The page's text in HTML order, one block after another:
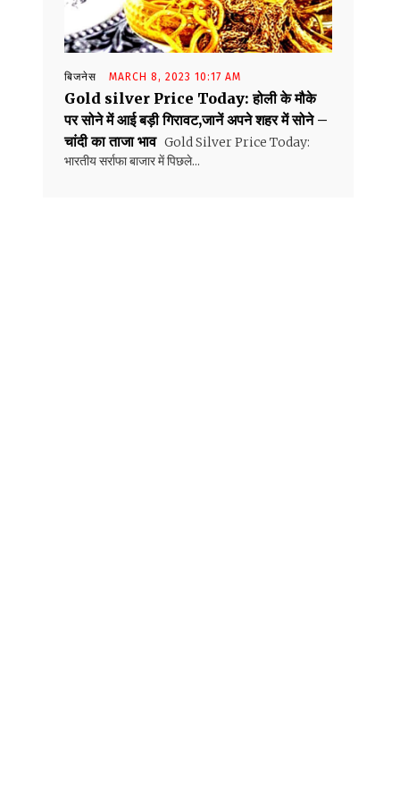
बिजनेस MARCH 8, 2023 10:17 AM
Gold silver Price Today: होली के मौके
पर सोने में आई बड़ी गिरावट,जानें अपने शहर में सोने –
चांदी का ताजा भाव Gold Silver Price Today:
भारतीय सर्राफा बाजार में पिछले...